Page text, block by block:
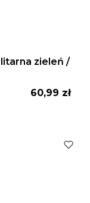
zieleń /
Cena
60,99 zł